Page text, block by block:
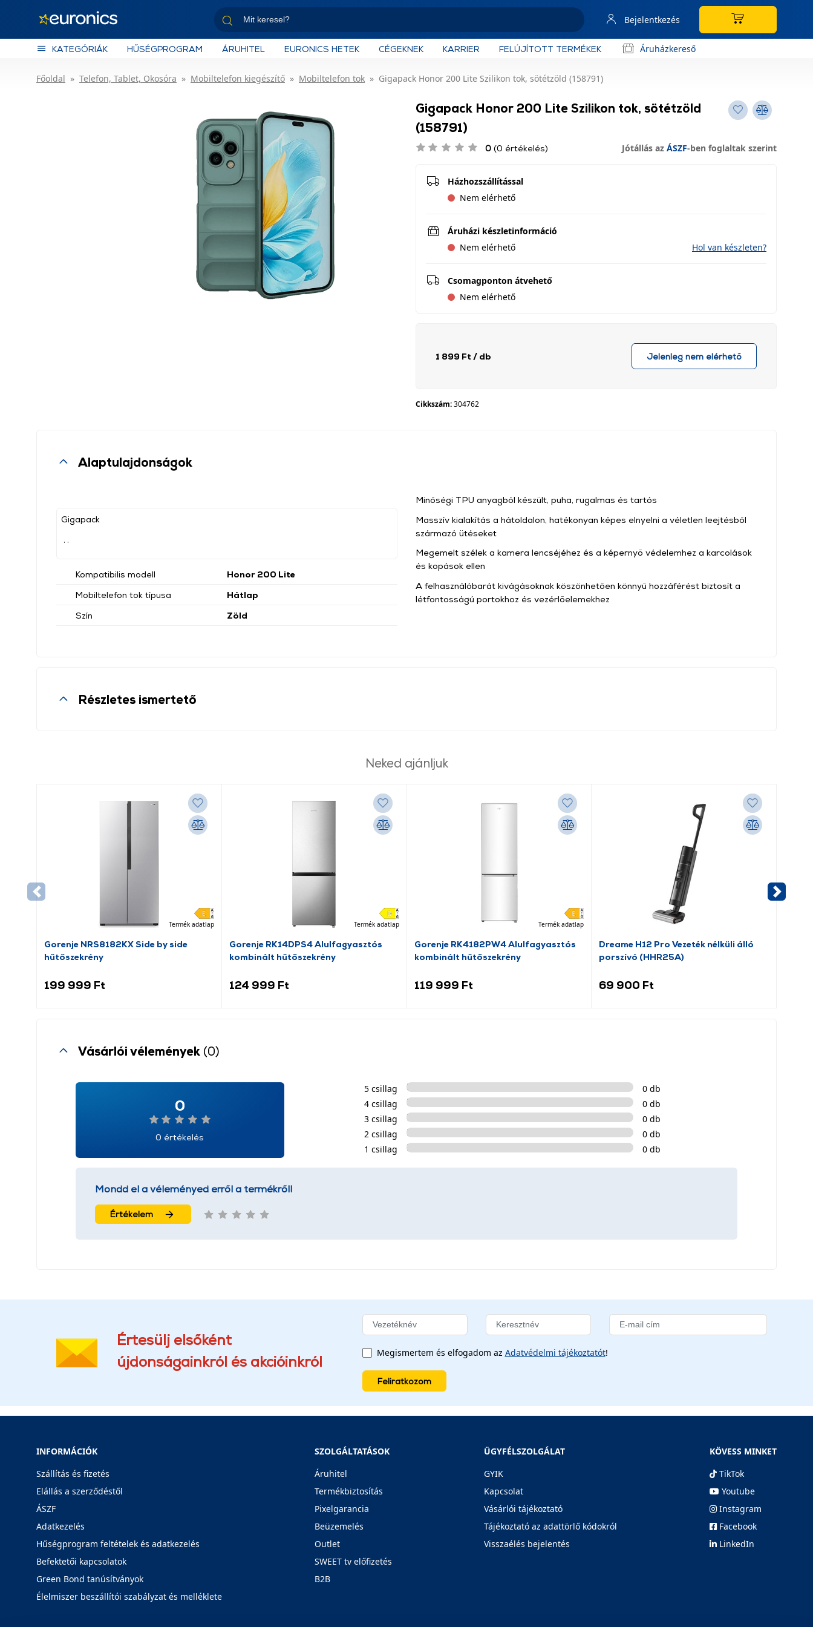
Bejelentkezés
KATEGÓRIÁK HŰSÉGPROGRAM ÁRUHITEL EURONICS HETEK CÉGEKNEK KARRIER FELÚJÍTOTT TERMÉKEK Áruházkereső
Főoldal Telefon, Tablet, Okosóra Mobiltelefon kiegészítő Mobiltelefon tok Gigapack Honor 200 Lite Szilikon tok, sötétzöld (158791)
Gigapack Honor 200 Lite Szilikon tok, sötétzöld
(158791)
0 (0 értékelés) Jótállás az ÁSZF-ben foglaltak szerint
Házhozszállítással
Nem elérhető
Áruházi készletinformáció
Nem elérhető
Hol van készleten?
Csomagponton átvehető
Nem elérhető
1 899 Ft / db Jelenleg nem elérhető
Cikkszám:304762
Alaptulajdonságok
Gigapack
Kompatibilis modell
Honor 200 Lite
Mobiltelefon tok típusa
Hátlap
Szín
Zöld
Minőségi TPU anyagból készült, puha, rugalmas és tartós
Masszív kialakítás a hátoldalon, hatékonyan képes elnyelni a véletlen leejtésből
származó ütéseket
Megemelt szélek a kamera lencséjéhez és a képernyő védelemhez a karcolások
és kopások ellen
A felhasználóbarát kivágásoknak köszönhetően könnyű hozzáférést biztosít a
létfontosságú portokhoz és vezérlőelemekhez
Részletes ismertető
Neked ajánljuk
Termék adatlap
Gorenje NRS8182KX Side by side
hűtőszekrény
199 999 Ft
Termék adatlap
Gorenje RK14DPS4 Alulfagyasztós
kombinált hűtőszekrény
124 999 Ft
Termék adatlap
Gorenje RK4182PW4 Alulfagyasztós
kombinált hűtőszekrény
119 999 Ft
Dreame H12 Pro Vezeték nélküli álló
porszívó (HHR25A)
69 900 Ft
Vásárlói vélemények (0)
0
0 értékelés
5 csillag
0 db
4 csillag
0 db
3 csillag
0 db
2 csillag
0 db
1 csillag
0 db
Mondd el a véleményed erről a termékről!
Értékelem
Értesülj elsőként
újdonságainkról és akcióinkról
Megismertem és elfogadom az Adatvédelmi tájékoztatót!
Feliratkozom
INFORMÁCIÓK
Szállítás és fizetés
Elállás a szerződéstől
ÁSZF
Adatkezelés
Hűségprogram feltételek és adatkezelés
Befektetői kapcsolatok
Green Bond tanúsítványok
Élelmiszer beszállítói szabályzat és melléklete
SZOLGÁLTATÁSOK
Áruhitel
Termékbiztosítás
Pixelgarancia
Beüzemelés
Outlet
SWEET tv előfizetés
B2B
ÜGYFÉLSZOLGÁLAT
GYIK
Kapcsolat
Vásárlói tájékoztató
Tájékoztató az adattörlő kódokról
Visszaélés bejelentés
KÖVESS MINKET
TikTok
Youtube
Instagram
Facebook
LinkedIn